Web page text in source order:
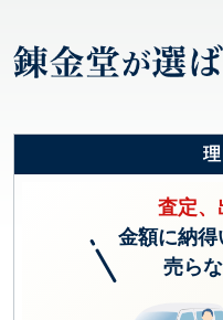
査定、
金額に納
売ら